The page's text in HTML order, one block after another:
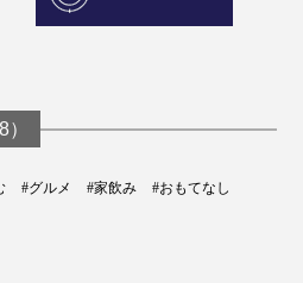
#グルメ #家飲み
#おもてなし